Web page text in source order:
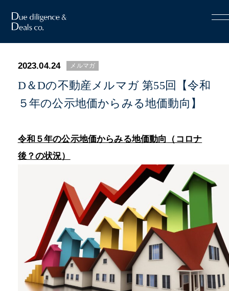
2023.04.24 メルマガ
D＆Dの不動産メルマガ 第55回【令和
５年の公示地価からみる地価動向】
令和５年の公示地価からみる地価動向
（コロナ
後？の状況）